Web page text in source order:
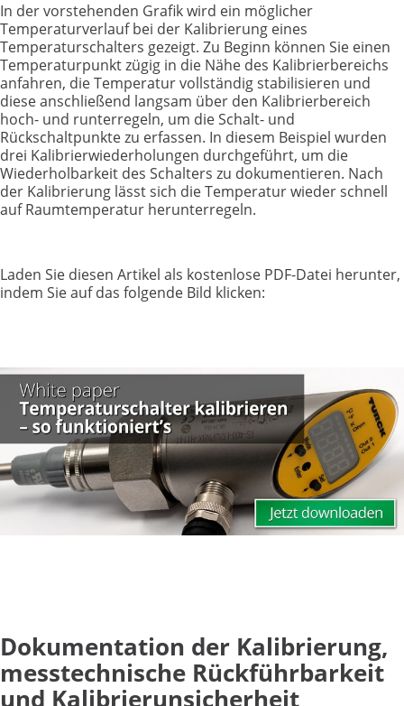
In der vorstehenden Grafik wird ein möglicher
Temperaturverlauf bei der Kalibrierung eines
Temperaturschalters gezeigt. Zu Beginn können Sie einen
Temperaturpunkt zügig in die Nähe des Kalibrierbereichs
anfahren, die Temperatur vollständig stabilisieren und
diese anschließend langsam über den Kalibrierbereich
hoch- und runterregeln, um die Schalt- und
Rückschaltpunkte zu erfassen. In diesem Beispiel wurden
drei Kalibrierwiederholungen durchgeführt, um die
Wiederholbarkeit des Schalters zu dokumentieren. Nach
der Kalibrierung lässt sich die Temperatur wieder schnell
auf Raumtemperatur herunterregeln.
Laden Sie diesen Artikel als kostenlose PDF-Datei herunter,
indem Sie auf das folgende Bild klicken:
Dokumentation der Kalibrierung,
messtechnische Rückführbarkeit
und Kalibrierunsicherheit